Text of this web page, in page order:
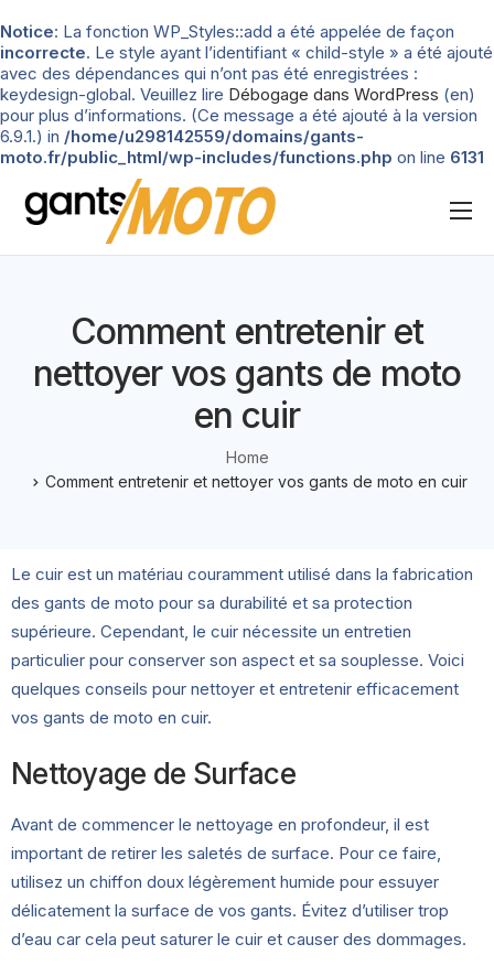
Notice: La fonction WP_Styles::add a été appelée de façon
incorrecte. Le style ayant l’identifiant « child-style » a été ajouté
avec des dépendances qui n’ont pas été enregistrées :
keydesign-global. Veuillez lire Débogage dans WordPress (en)
pour plus d’informations. (Ce message a été ajouté à la version
6.9.1.) in /home/u298142559/domains/gants-
moto.fr/public_html/wp-includes/functions.php on line 6131
Nos tests
Types de gants
Guide d’achat
Comment entretenir et
nettoyer vos gants de moto
en cuir
Home
Comment entretenir et nettoyer vos gants de moto en cuir
Le cuir est un matériau couramment utilisé dans la fabrication
des gants de moto pour sa durabilité et sa protection
supérieure. Cependant, le cuir nécessite un entretien
particulier pour conserver son aspect et sa souplesse. Voici
quelques conseils pour nettoyer et entretenir efficacement
vos gants de moto en cuir.
Nettoyage de Surface
Avant de commencer le nettoyage en profondeur, il est
important de retirer les saletés de surface. Pour ce faire,
utilisez un chiffon doux légèrement humide pour essuyer
délicatement la surface de vos gants. Évitez d’utiliser trop
d’eau car cela peut saturer le cuir et causer des dommages.